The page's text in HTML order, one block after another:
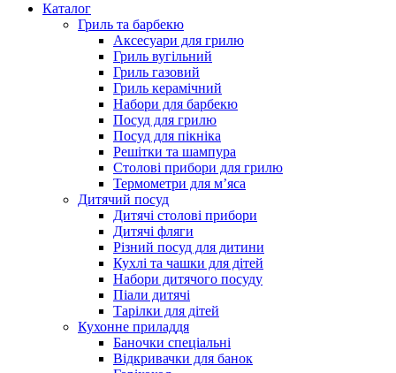
Каталог
Гриль та барбекю
Аксесуари для грилю
Гриль вугільний
Гриль газовий
Гриль керамічний
Набори для барбекю
Посуд для грилю
Посуд для пікніка
Решітки та шампура
Столові прибори для грилю
Термометри для м’яса
Дитячий посуд
Дитячі столові прибори
Дитячі фляги
Різний посуд для дитини
Кухлі та чашки для дітей
Набори дитячого посуду
Піали дитячі
Тарілки для дітей
Кухонне приладдя
Баночки спеціальні
Відкривачки для банок